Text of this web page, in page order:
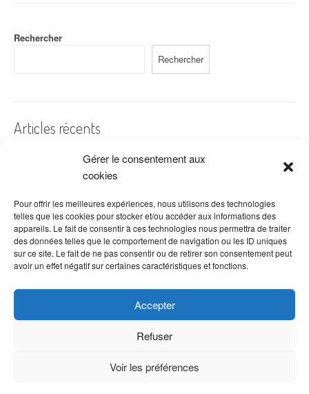
Gérer le consentement aux
cookies
Pour offrir les meilleures expériences, nous utilisons des technologies
telles que les cookies pour stocker et/ou accéder aux informations des
appareils. Le fait de consentir à ces technologies nous permettra de traiter
des données telles que le comportement de navigation ou les ID uniques
sur ce site. Le fait de ne pas consentir ou de retirer son consentement peut
avoir un effet négatif sur certaines caractéristiques et fonctions.
Accepter
Refuser
Voir les préférences
Rechercher
Rechercher
Articles récents
A quelles dates de l’année offre-t-on des fleurs ?
Les fleurs préférées des Français
Combien de fois arroser un cactus ?
Quelles fleurs offrir pour la fête des mères ?
Idées de décoration avec fleurs séchées